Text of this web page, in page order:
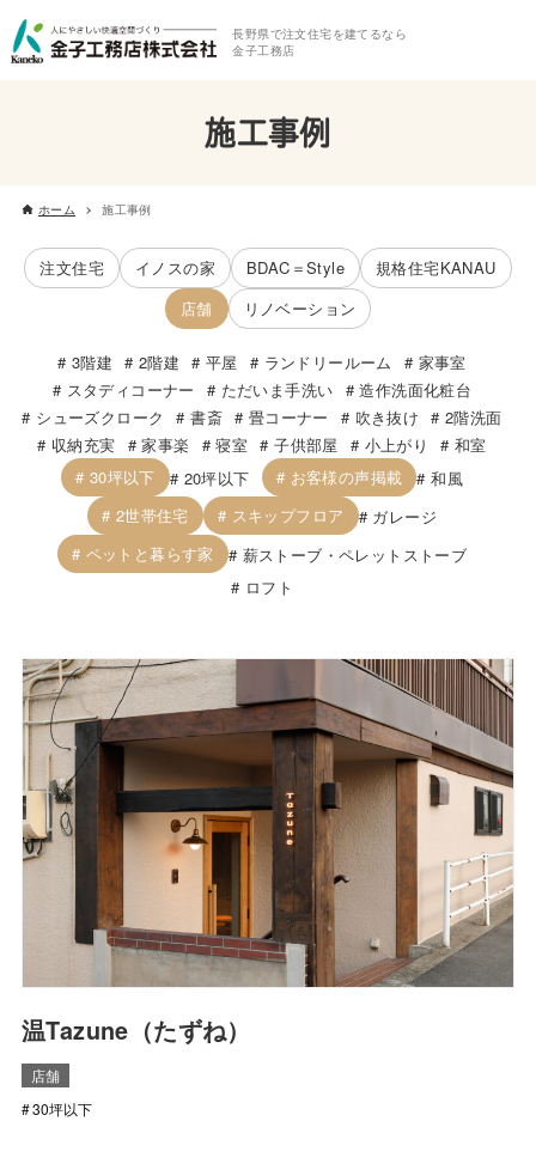
長野県で注文住宅を建てるなら
金子工務店
施工事例
ホーム 施工事例
注文住宅 イノスの家 BDAC＝Style
規格住宅KANAU
店舗
リノベーション
3階建 2階建 平屋 ランドリールーム
家事室
スタディコーナー
ただいま手洗い
造作洗面化粧台
シューズクローク
書斎 畳コーナー 吹き抜け
2階洗面
収納充実
家事楽 寝室 子供部屋 小上がり
和室
30坪以下
20坪以下 お客様の声掲載
和風
2世帯住宅
スキップフロア
ガレージ
ペットと暮らす家
薪ストーブ・ペレットストーブ
ロフト
温Tazune（たずね）
店舗
30坪以下